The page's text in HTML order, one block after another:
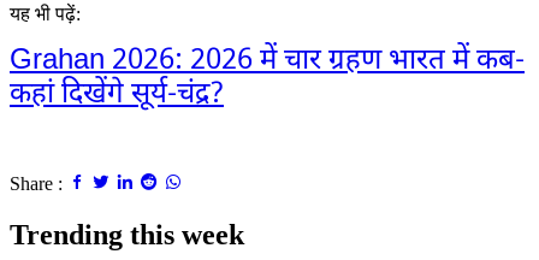
यह भी पढ़ें:
Grahan 2026: 2026 में चार ग्रहण भारत में कब-
कहां दिखेंगे सूर्य-चंद्र?
Share :
Trending this week